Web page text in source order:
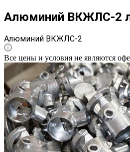
Алюминий ВКЖЛС-2
Алюминий ВКЖЛС-2
Все цены и условия не являются